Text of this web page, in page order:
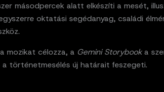
másodpercek alatt elkészíti a mesét,
oktatási segédanyag, családi
mozikat célozza, a Gemini Storybooka
történetmesélés új határait feszegeti.